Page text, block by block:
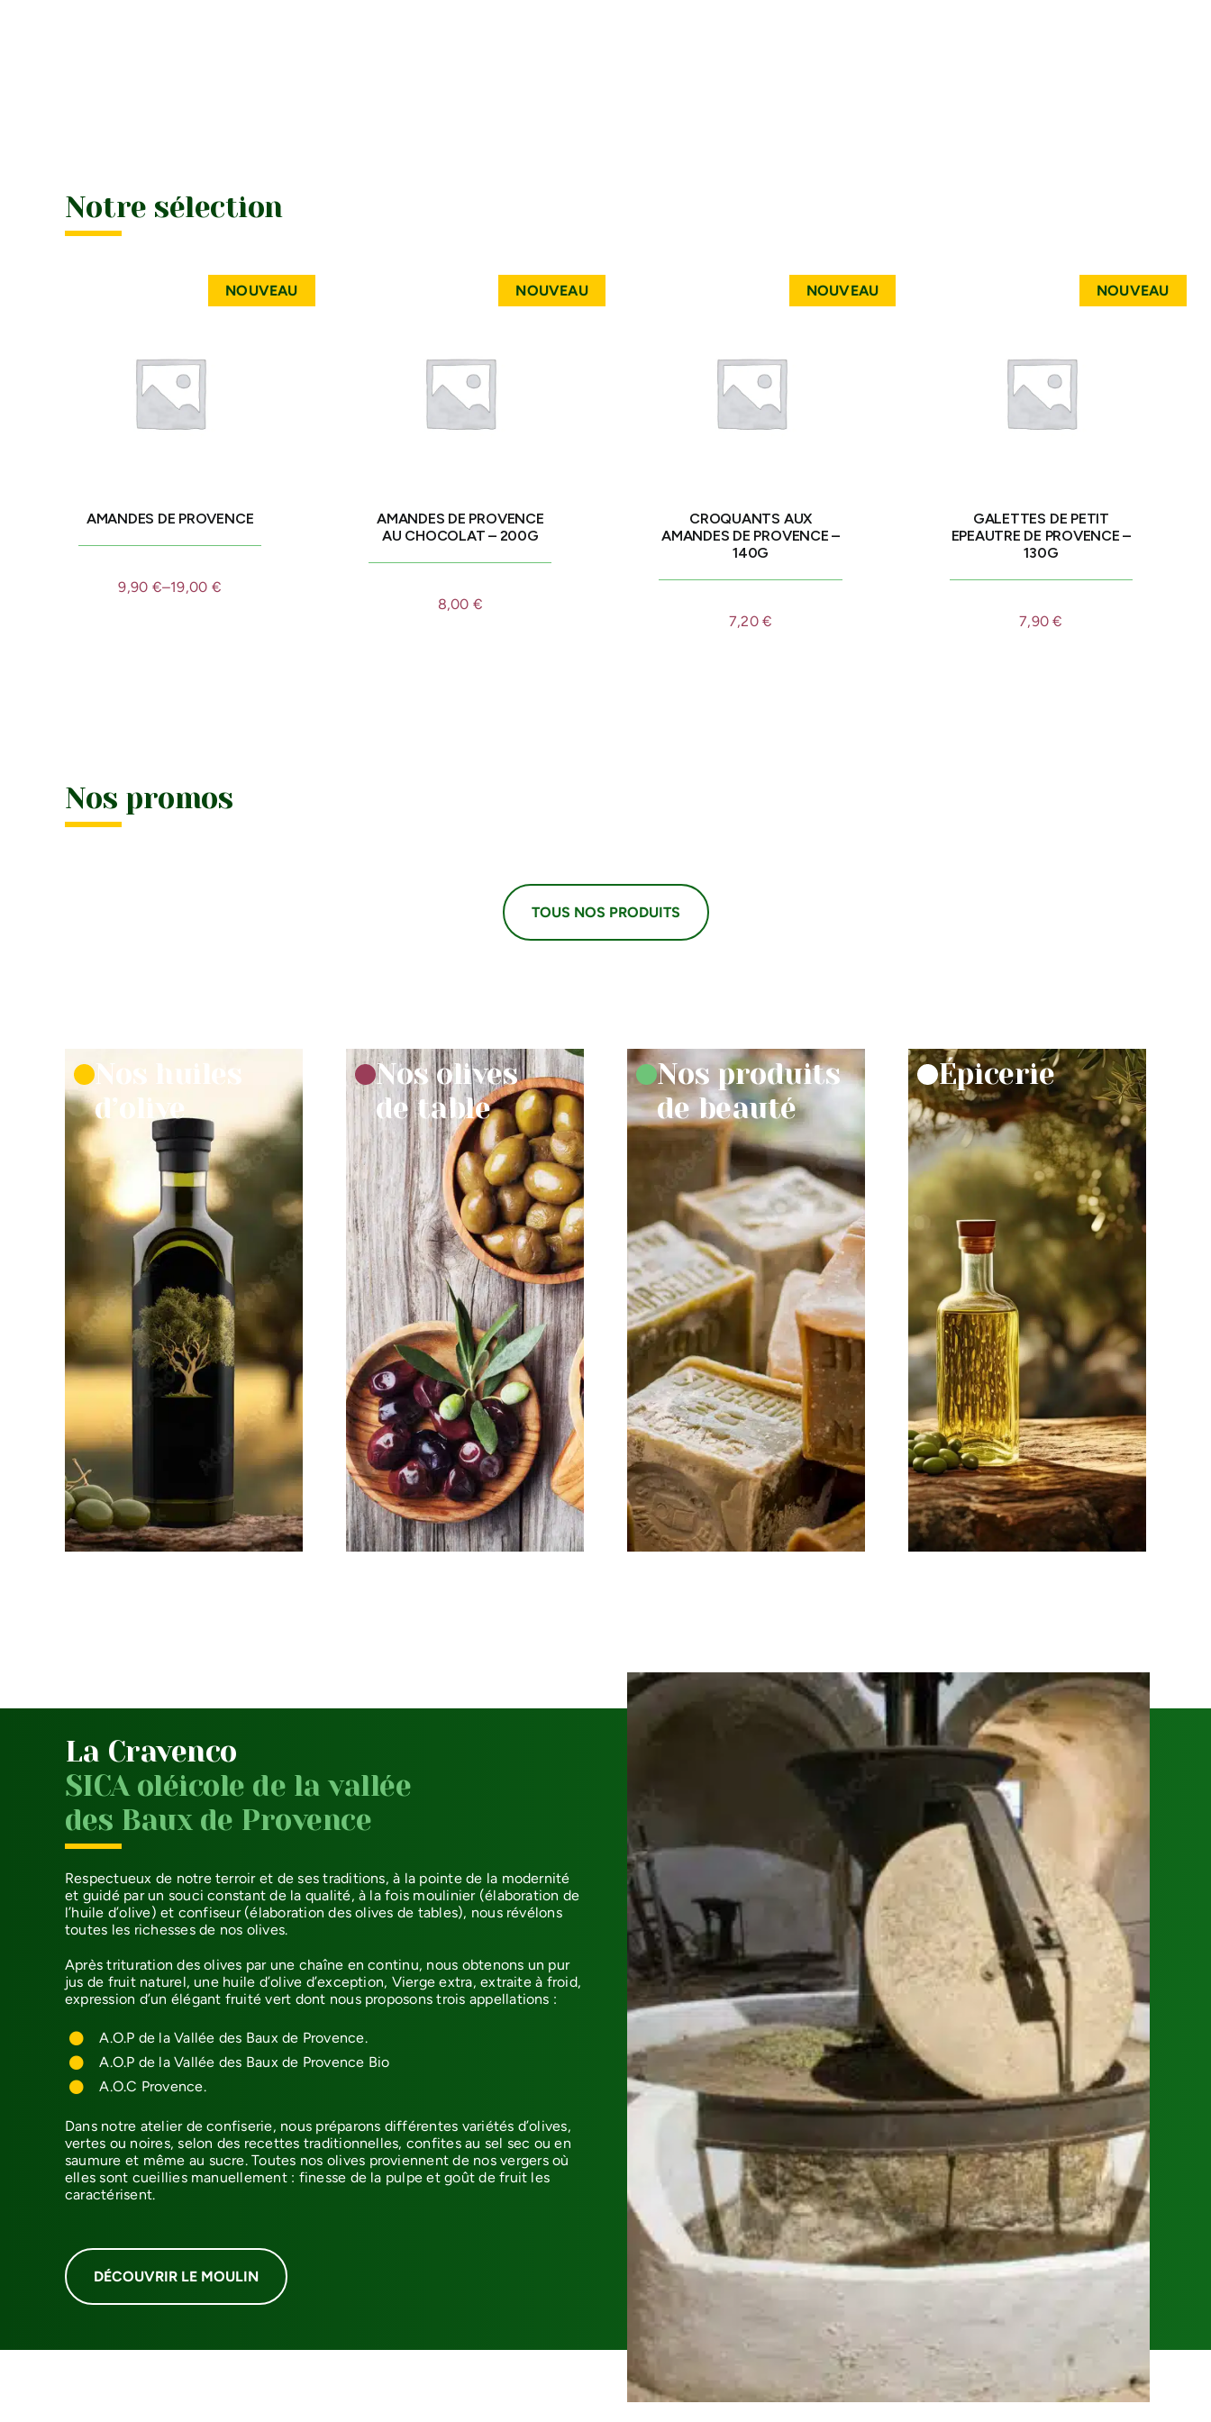
Notre sélection
AMANDES DE PROVENCE
9,90 €–19,00 €
AMANDES DE PROVENCE
AU CHOCOLAT – 200G
8,00 €
CROQUANTS AUX
AMANDES DE PROVENCE –
140G
7,20€
GALETTES DE PETIT
EPEAUTRE DE PROVENCE –
130G
7,90€
Nos promos
TOUS NOS PRODUITS
Nos huiles
d’olive
Nos olives
de table
Nos produits
de beauté
Épicerie
La Cravenco
SICA oléicole de la vallée
des Baux de Provence
Respectueux de notre terroir et de ses traditions, à la pointe de la modernité
et guidé par un souci constant de la qualité, à la fois moulinier (élaboration de
l’huile d’olive) et confiseur (élaboration des olives de tables), nous révélons
toutes les richesses de nos olives.
Après trituration des olives par une chaîne en continu, nous obtenons un pur
jus de fruit naturel, une huile d’olive d’exception, Vierge extra, extraite à froid,
expression d’un élégant fruité vert dont nous proposons trois appellations :
A.O.P de la Vallée des Baux de Provence.
A.O.P de la Vallée des Baux de Provence Bio
A.O.C Provence.
Dans notre atelier de confiserie, nous préparons différentes variétés d’olives,
vertes ou noires, selon des recettes traditionnelles, confites au sel sec ou en
saumure et même au sucre. Toutes nos olives proviennent de nos vergers où
elles sont cueillies manuellement : finesse de la pulpe et goût de fruit les
caractérisent.
DÉCOUVRIR LE MOULIN